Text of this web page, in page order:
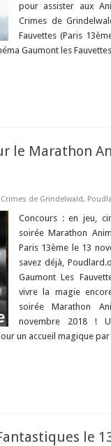
pour assister aux
Crimes de
Fauvettes (Paris
Gaumont les
le Marathon
Crimes de Grindelwald,
Concours : en jeu,
soirée Marathon
Paris 13ème le 13
savez déjà,
Gaumont Les
vivre la magie
soirée Marathon
novembre 2018 !
un accueil magique
le